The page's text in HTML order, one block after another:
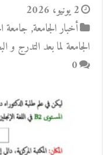
2 يونيو، 2026
أخبار الجامعة, جامعة
الجامعة لما بعد التدرج و
0